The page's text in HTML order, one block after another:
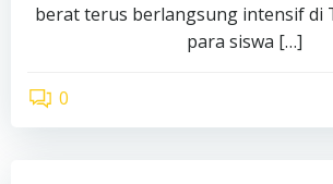
berat terus berlangsung intensif di
para siswa […]
0